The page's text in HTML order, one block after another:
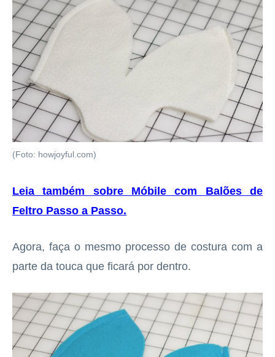
(Foto: howjoyful.com)
Leia também sobre Móbile com Balões de
Feltro Passo a Passo.
Agora, faça o mesmo processo de costura com a
parte da touca que ficará por dentro.